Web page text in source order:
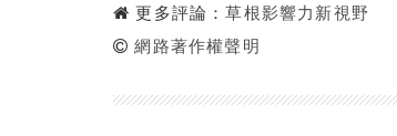
更多評論：草根影響力新視野
網路著作權聲明